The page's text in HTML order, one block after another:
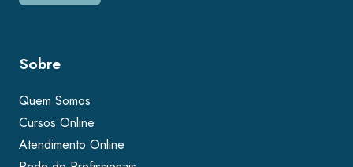
Sobre
Quem Somos
Cursos Online
Atendimento Online